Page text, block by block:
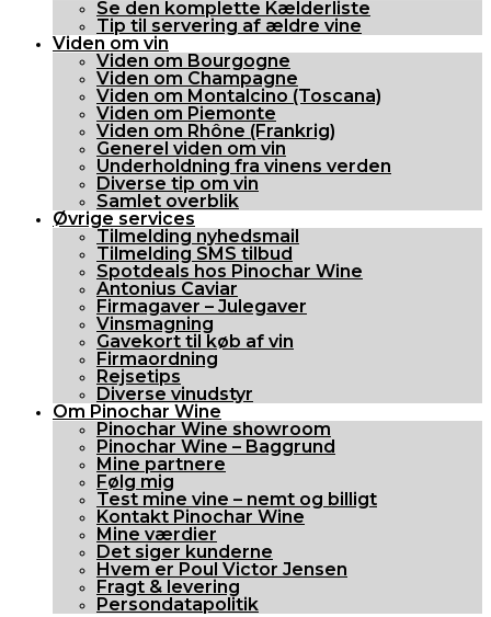
Se den komplette Kælderliste
Tip til servering af ældre vine
Viden om vin
Viden om Bourgogne
Viden om Champagne
Viden om Montalcino (Toscana)
Viden om Piemonte
Viden om Rhône (Frankrig)
Generel viden om vin
Underholdning fra vinens verden
Diverse tip om vin
Samlet overblik
Øvrige services
Tilmelding nyhedsmail
Tilmelding SMS tilbud
Spotdeals hos Pinochar Wine
Antonius Caviar
Firmagaver – Julegaver
Vinsmagning
Gavekort til køb af vin
Firmaordning
Rejsetips
Diverse vinudstyr
Om Pinochar Wine
Pinochar Wine showroom
Pinochar Wine – Baggrund
Mine partnere
Følg mig
Test mine vine – nemt og billigt
Kontakt Pinochar Wine
Mine værdier
Det siger kunderne
Hvem er Poul Victor Jensen
Fragt & levering
Persondatapolitik